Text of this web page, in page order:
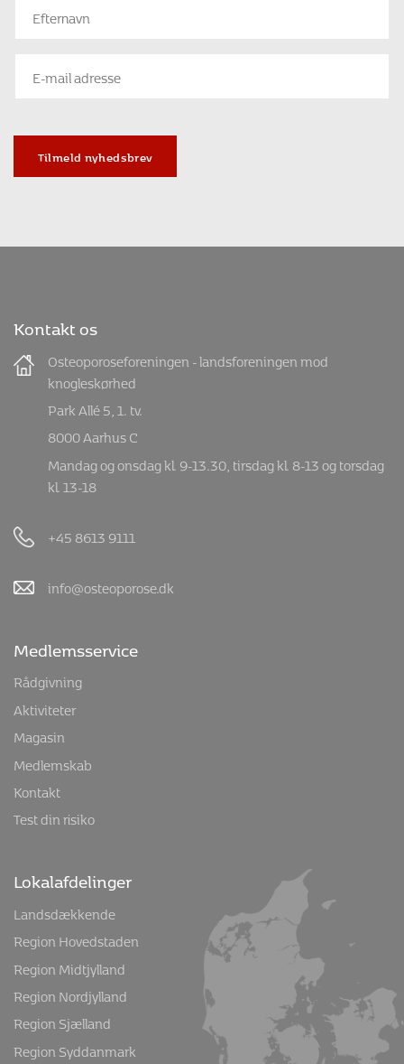
Tilmeld nyhedsbrev
Kontakt os
Osteoporoseforeningen - landsforeningen mod
knogleskørhed
Park Allé 5, 1. tv.
8000 Aarhus C
Mandag og onsdag kl. 9-13.30, tirsdag kl. 8-13 og torsdag
kl. 13-18
+45 8613 9111
info@osteoporose.dk
Medlemsservice
Rådgivning
Aktiviteter
Magasin
Medlemskab
Kontakt
Test din risiko
Lokalafdelinger
Landsdækkende
Region Hovedstaden
Region Midtjylland
Region Nordjylland
Region Sjælland
Region Syddanmark